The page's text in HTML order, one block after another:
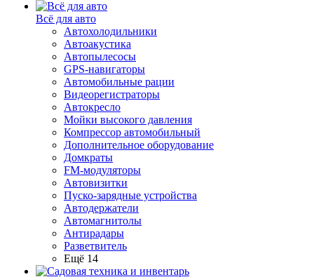
Всё для авто
Автохолодильники
Автоакустика
Автопылесосы
GPS-навигаторы
Автомобильные рации
Видеорегистраторы
Автокресло
Мойки высокого давления
Компрессор автомобильный
Дополнительное оборудование
Домкраты
FM-модуляторы
Автовизитки
Пуско-зарядные устройства
Автодержатели
Автомагнитолы
Антирадары
Разветвитель
Ещё 14